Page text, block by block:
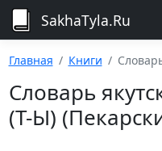
SakhaTyla.Ru
Главная Книги
Словарь
(Т-Ы)